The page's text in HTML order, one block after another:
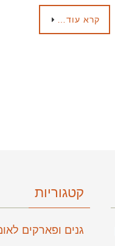
קרא עוד…
קטגוריות
גנים ופארקים